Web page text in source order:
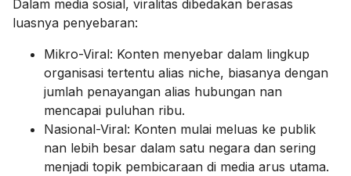
Dalam media sosial, viralitas dibedakan berasas
luasnya penyebaran:
Mikro-Viral: Konten menyebar dalam lingkup
organisasi tertentu alias niche, biasanya dengan
jumlah penayangan alias hubungan nan
mencapai puluhan ribu.
Nasional-Viral: Konten mulai meluas ke publik
nan lebih besar dalam satu negara dan sering
menjadi topik pembicaraan di media arus utama.